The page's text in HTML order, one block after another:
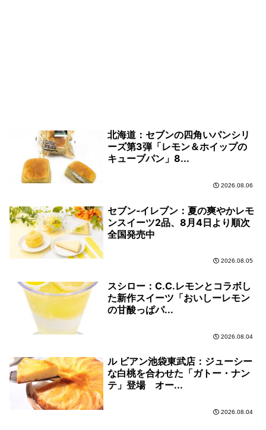
北海道：セブンの四角いパンシリ
ーズ第3弾「レモン＆ホイップの
キューブパン」8...
2026.08.06
セブン‐イレブン：夏の爽やかレモ
ンスイーツ2品、8月4日より順次
全国発売中
2026.08.05
スシロー：C.C.レモンとコラボし
た新作スイーツ「おいしーレモン
の甘酸っぱパ...
2026.08.04
ル ビアン池袋東武店：ジューシー
な白桃を合わせた「ガトー・ナン
テ」登場 オー...
2026.08.04